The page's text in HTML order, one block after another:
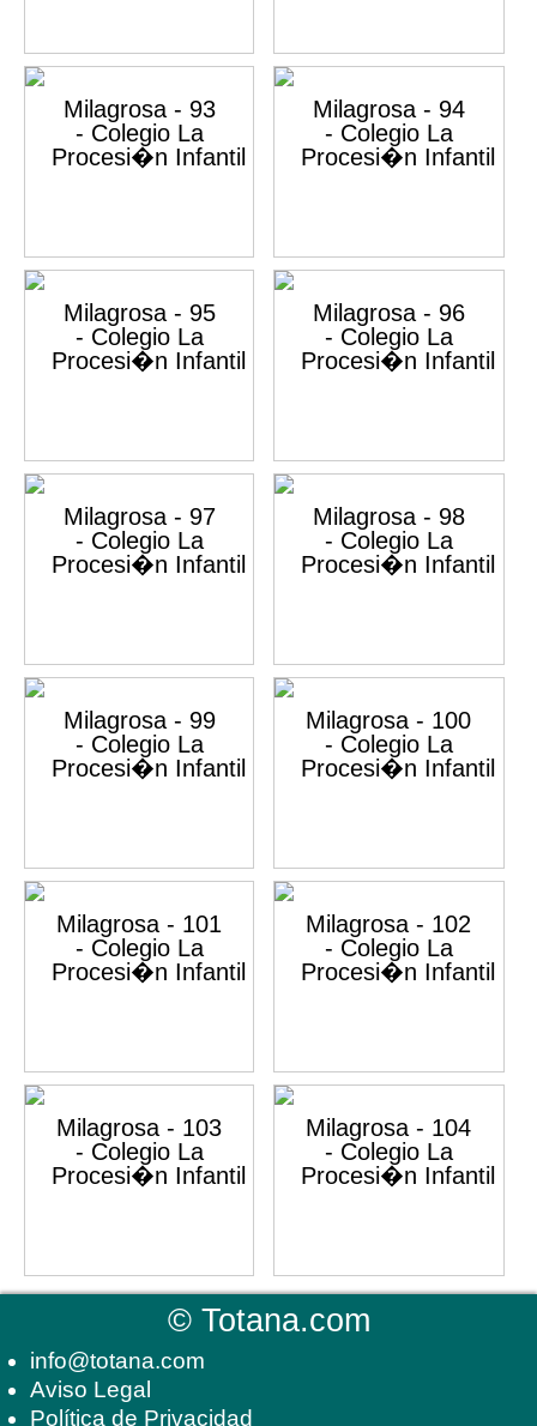
©Totana.com
info@totana.com
Aviso Legal
Política de Privacidad